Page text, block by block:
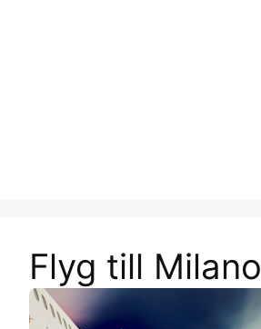
Flyg till Milano